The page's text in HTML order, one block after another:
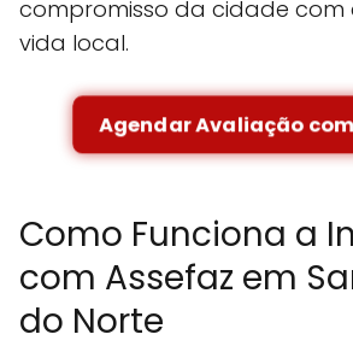
compromisso da cidade
vida local.
Agendar Avaliação
Como Funciona a
com Assefaz em
do Norte